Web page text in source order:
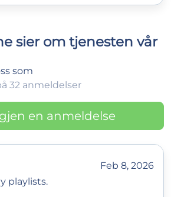
sier om tjenesten vår
som
32 anmeldelser
en anmeldelse
Feb 8, 2026
playlists.